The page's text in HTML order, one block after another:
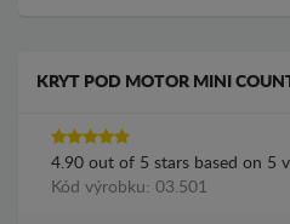
KRYT POD MOTOR MINI
4.90 out of 5 stars based on 5
Kód výrobku: 03.501